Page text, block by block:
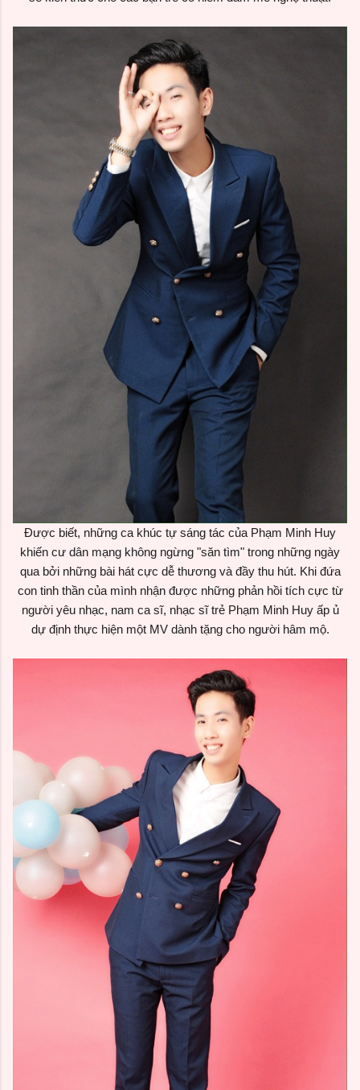
Được biết, những ca khúc tự sáng tác của Phạm Minh Huy
khiến cư dân mạng không ngừng "săn tìm" trong những ngày
qua bởi những bài hát cực dễ thương và đầy thu hút. Khi đứa
con tinh thần của mình nhận được những phản hồi tích cực từ
người yêu nhạc, nam ca sĩ, nhạc sĩ trẻ Phạm Minh Huy ấp ủ
dự định thực hiện một MV dành tặng cho người hâm mộ.